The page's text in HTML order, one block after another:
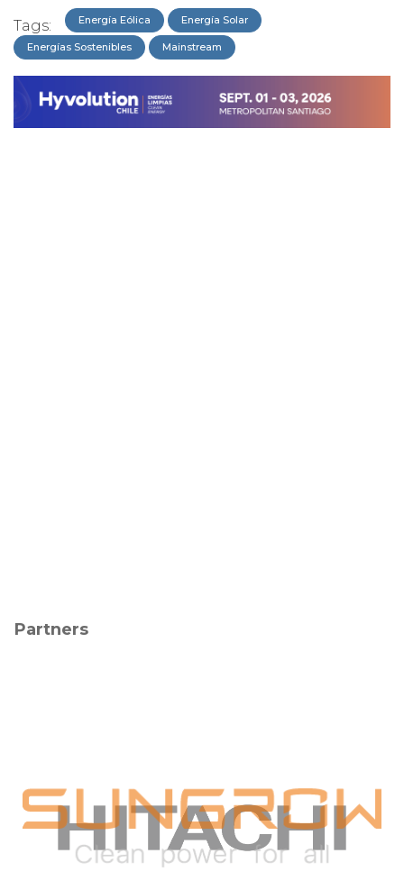
Tags: Energía Eólica Energía Solar
Energías Sostenibles Mainstream
Partners